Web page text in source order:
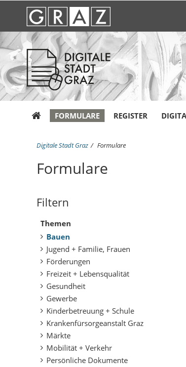
FORMULARE REGISTER
S
e
s
d
Digitale Stadt Graz Formulare
Formulare
Filtern
Themen
Bauen
Jugend + Familie, Frauen
Förderungen
Freizeit + Lebensqualität
Gesundheit
Gewerbe
Kinderbetreuung + Schule
Krankenfürsorgeanstalt Graz
Märkte
Mobilität + Verkehr
Persönliche Dokumente